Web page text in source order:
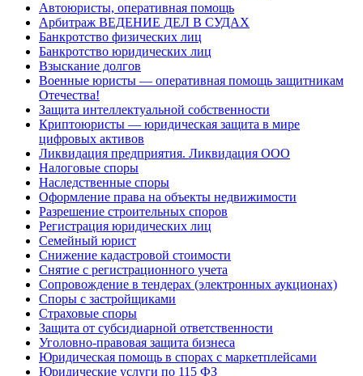
Автоюристы, оперативная помощь
Арбитраж ВЕДЕНИЕ ДЕЛ В СУДАХ
Банкротство физических лиц
Банкротство юридических лиц
Взыскание долгов
Военные юристы — оперативная помощь защитникам
Отечества!
Защита интеллектуальной собственности
Криптоюристы — юридическая защита в мире
цифровых активов
Ликвидация предприятия. Ликвидация ООО
Налоговые споры
Наследственные споры
Оформление права на объекты недвижимости
Разрешение строительных споров
Регистрация юридических лиц
Семейный юрист
Снижение кадастровой стоимости
Снятие с регистрационного учета
Сопровождение в тендерах (электронных аукционах)
Споры с застройщиками
Страховые споры
Защита от субсидиарной ответственности
Уголовно-правовая защита бизнеса
Юридическая помощь в спорах с маркетплейсами
Юридические услуги по 115 ФЗ